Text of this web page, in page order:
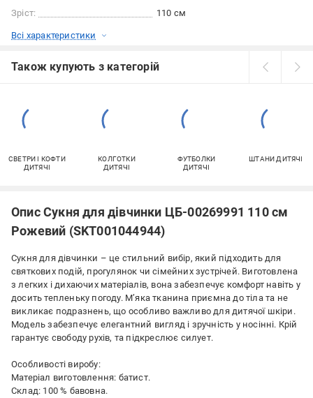
Зріст:
110 см
Всі характеристики
Також купують з категорій
СВЕТРИ І КОФТИ
ДИТЯЧІ
КОЛГОТКИ
ДИТЯЧІ
ФУТБОЛКИ
ДИТЯЧІ
ШТАНИ ДИТЯЧІ
Опис Сукня для дівчинки ЦБ-00269991 110 см
Рожевий (SKT001044944)
Сукня для дівчинки – це стильний вибір, який підходить для
святкових подій, прогулянок чи сімейних зустрічей. Виготовлена
з легких і дихаючих матеріалів, вона забезпечує комфорт навіть у
досить тепленьку погоду. М’яка тканина приємна до тіла та не
викликає подразнень, що особливо важливо для дитячої шкіри.
Модель забезпечує елегантний вигляд і зручність у носінні. Крій
гарантує свободу рухів, та підкреслює силует.
Особливості виробу:
Матеріал виготовлення: батист.
Склад: 100 % бавовна.